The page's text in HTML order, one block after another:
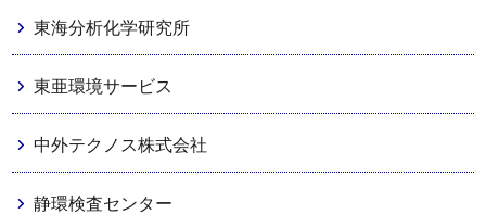
東海分析化学研究所
東亜環境サービス
中外テクノス株式会社
静環検査センター